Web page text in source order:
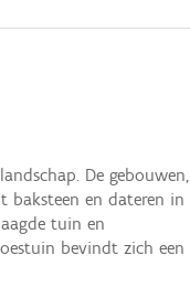
De gebouwen,
baksteen en dateren in
tuin en
bevindt zich een